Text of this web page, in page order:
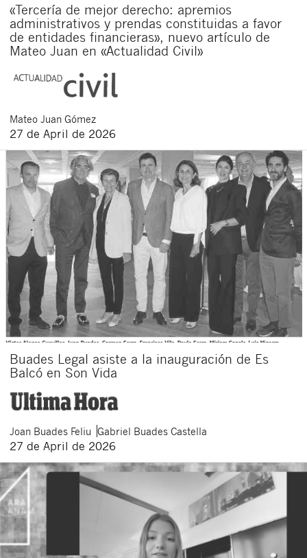
«Tercería de mejor derecho: apremios
administrativos y prendas constituidas a favor
de entidades financieras», nuevo artículo de
Mateo Juan en «Actualidad Civil»
Mateo Juan Gómez
27 de April de 2026
Buades Legal asiste a la inauguración de Es
Balcó en Son Vida
Joan Buades Feliu Gabriel Buades Castella
27 de April de 2026